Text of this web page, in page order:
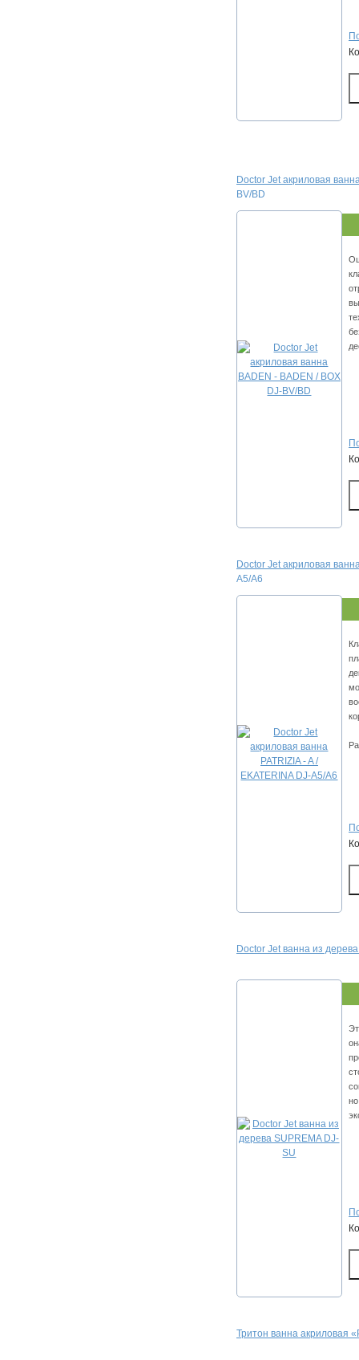
Doctor Jet акриловая
BV/BD
Doctor Jet акриловая
A5/А6
Doctor Jet ванна из
Тритон ванна акриловая